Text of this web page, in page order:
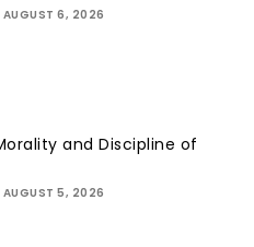
AUGUST 6, 2026
and Discipline of
AUGUST 5, 2026